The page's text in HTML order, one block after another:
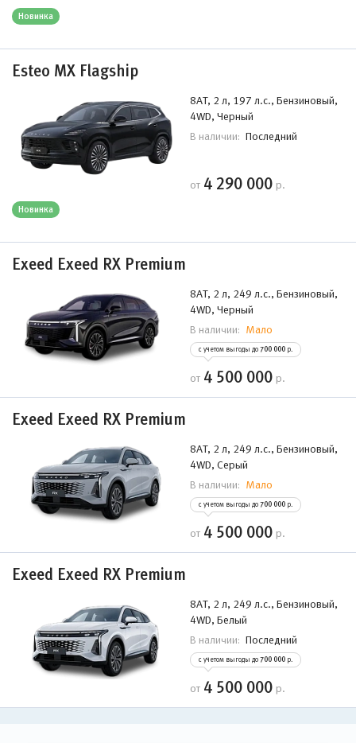
Новинка
Esteo MX Flagship
8AT, 2 л, 197 л.с., Бензиновый,
4WD, Черный
В наличии: Последний
от 4 290 000 р.
Новинка
Exeed Exeed RX Premium
8AT, 2 л, 249 л.с., Бензиновый,
4WD, Черный
В наличии: Мало
с учетом выгоды до 700 000 р.
от 4 500 000 р.
Exeed Exeed RX Premium
8AT, 2 л, 249 л.с., Бензиновый,
4WD, Серый
В наличии: Мало
с учетом выгоды до 700 000 р.
от 4 500 000 р.
Exeed Exeed RX Premium
8AT, 2 л, 249 л.с., Бензиновый,
4WD, Белый
В наличии: Последний
с учетом выгоды до 700 000 р.
от 4 500 000 р.